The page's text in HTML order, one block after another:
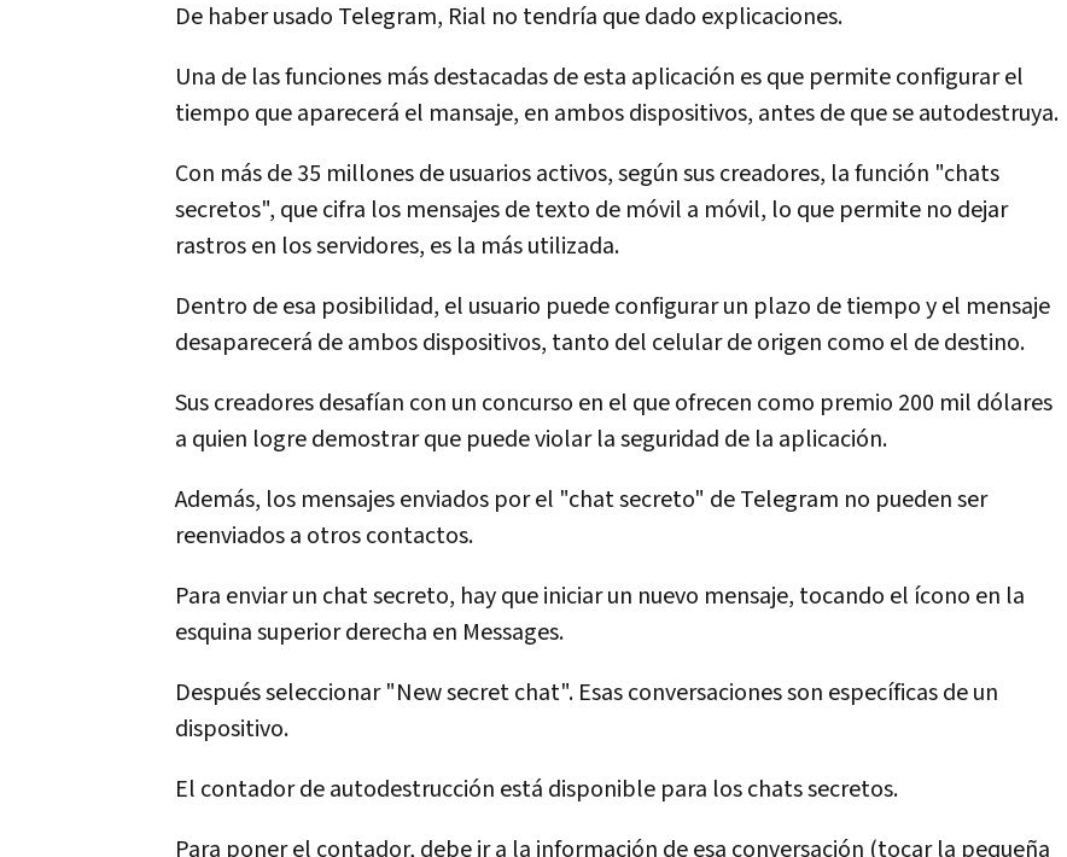
De haber usado Telegram, Rial no tendría que dado explicaciones.
Una de las funciones más destacadas de esta aplicación es que permite configurar el
tiempo que aparecerá el mansaje, en ambos dispositivos, antes de que se autodestruya.
Con más de 35 millones de usuarios activos, según sus creadores, la función "chats
secretos", que cifra los mensajes de texto de móvil a móvil, lo que permite no dejar
rastros en los servidores, es la más utilizada.
Dentro de esa posibilidad, el usuario puede configurar un plazo de tiempo y el mensaje
desaparecerá de ambos dispositivos, tanto del celular de origen como el de destino.
Sus creadores desafían con un concurso en el que ofrecen como premio 200 mil dólares
a quien logre demostrar que puede violar la seguridad de la aplicación.
Además, los mensajes enviados por el "chat secreto" de Telegram no pueden ser
reenviados a otros contactos.
Para enviar un chat secreto, hay que iniciar un nuevo mensaje, tocando el ícono en la
esquina superior derecha en Messages.
Después seleccionar "New secret chat". Esas conversaciones son específicas de un
dispositivo.
El contador de autodestrucción está disponible para los chats secretos.
Para poner el contador, debe ir a la información de esa conversación (tocar la pequeña